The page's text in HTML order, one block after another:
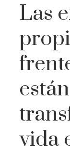
Las
están
vida